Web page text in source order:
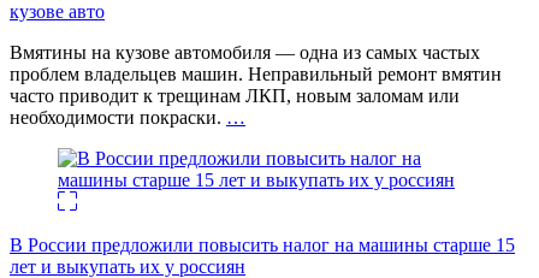
кузове авто
Вмятины на кузове автомобиля — одна из самых частых
проблем владельцев машин. Неправильный ремонт вмятин
часто приводит к трещинам ЛКП, новым заломам или
необходимости покраски. …
В России предложили повысить налог на машины старше 15
лет и выкупать их у россиян